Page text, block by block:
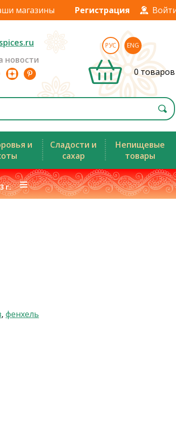
магазины Регистрация
новости
РУС ENG
0 товаров
и
Сладости и
сахар
Непищевые
товары
г.≡
, фенхель